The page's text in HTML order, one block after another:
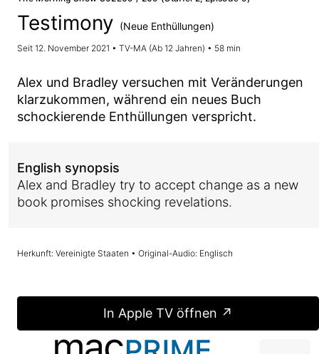
Testimony (Neue Enthüllungen)
Seit 12. November 2021 • TV-MA (Ab 12 Jahren) • 58 min
Alex und Bradley versuchen mit Veränderungen
klarzukommen, während ein neues Buch
schockierende Enthüllungen verspricht.
English synopsis
Alex and Bradley try to accept change as a new
book promises shocking revelations.
Herkunft: Vereinigte Staaten • Original-Audio: Englisch
In Apple TV öffnen ↗